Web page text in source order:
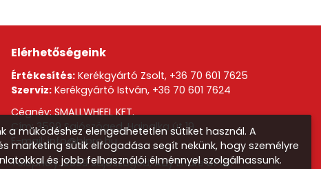
Elérhetőségeink
Értékesítés: Kerékgyártó Zsolt, +36 70 601 7625
Szerviz: Kerékgyártó István, +36 70 601 7624
Cégnév: SMALLWHEEL KFT.
Cím: 3599 Sajószöged, Hajnalka út 19.
E-mail:info@blpro.hu
Telephely: 3599 Sajószöged, Ady Endre út 33.
a működéshez elengedhetetlen sütiket használ. A
marketing sütik elfogadása segít nekünk, hogy személyre
és jobb felhasználói élménnyel szolgálhassunk.